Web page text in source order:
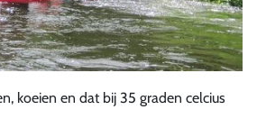
koeien en dat bij 35 graden celcius